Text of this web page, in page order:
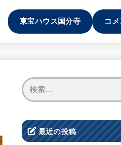
東宝ハウス国分寺 コ
最近の投稿